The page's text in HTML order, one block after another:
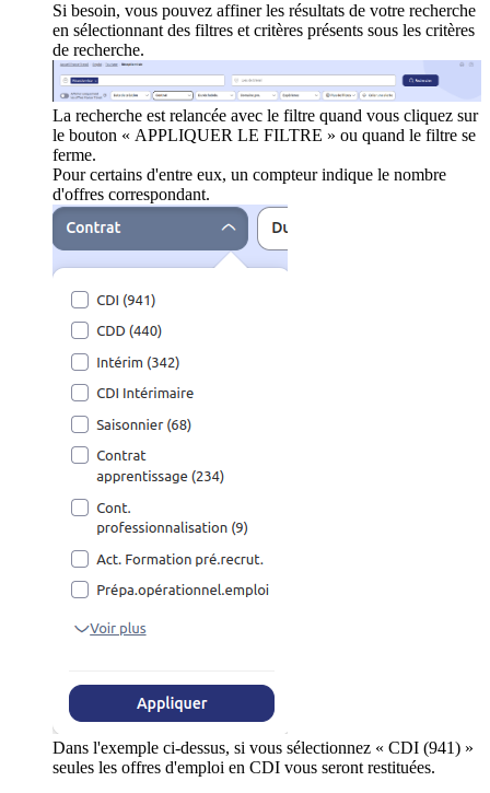
Si besoin, vous pouvez affiner les résultats de votre recherche
en sélectionnant des filtres et critères présents sous les critères
de recherche.
La recherche est relancée avec le filtre quand vous cliquez sur
le bouton « APPLIQUER LE FILTRE » ou quand le filtre se
ferme.
Pour certains d'entre eux, un compteur indique le nombre
d'offres correspondant.
Dans l'exemple ci-dessus, si vous sélectionnez « CDI (941) »
seules les offres d'emploi en CDI vous seront restituées.